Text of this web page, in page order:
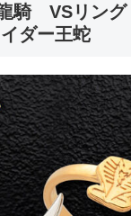
騎 VSリン
ダー王蛇